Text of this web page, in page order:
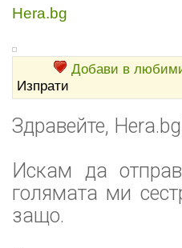
Hera.bg
Добави в
Изпрати
Здравейте,
Искам да
голямата ми
защо.